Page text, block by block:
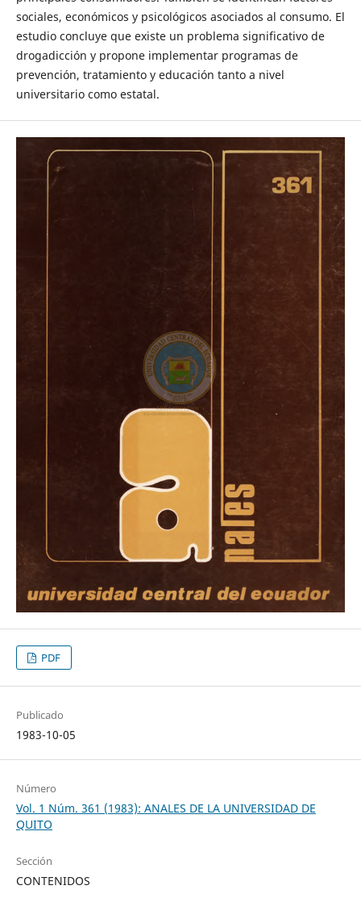
sociales, económicos y psicológicos asociados al consumo. El
estudio concluye que existe un problema significativo de
drogadicción y propone implementar programas de
prevención, tratamiento y educación tanto a nivel
universitario como estatal.
PDF
Publicado
1983-10-05
Número
Vol. 1 Núm. 361 (1983): ANALES DE LA UNIVERSIDAD DE
QUITO
Sección
CONTENIDOS